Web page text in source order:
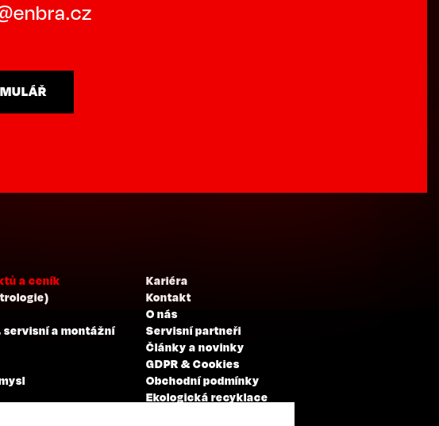
a ceník
servisní a montážní
Kariéra
Kontakt
O nás
Servisní partneři
Články a novinky
GDPR & Cookies
Obchodní podmínky
Ekologická recyklace